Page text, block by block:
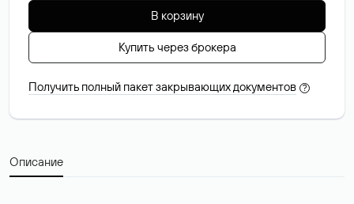
В корзину
Купить через брокера
Получить полный пакет закрывающих документов ?
Описание